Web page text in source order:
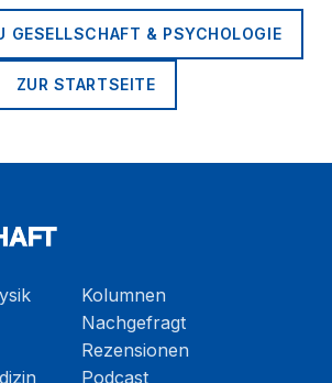
GESELLSCHAFT & PSYCHOLOGIE
ZUR STARTSEITE
Kolumnen
Nachgefragt
Rezensionen
Podcast